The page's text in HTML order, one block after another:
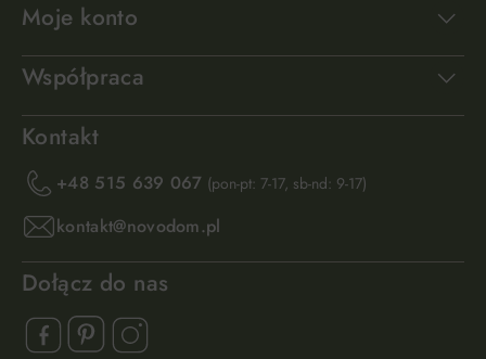
Moje konto
Współpraca
Kontakt
+48 515 639 067 (pon-pt: 7-17, sb-nd: 9-17)
kontakt@novodom.pl
Dołącz do nas